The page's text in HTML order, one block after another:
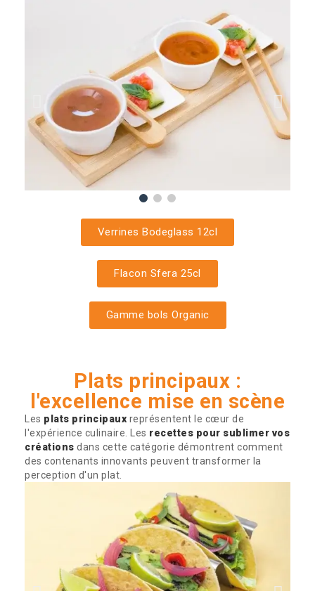
Verrines Bodeglass 12cl
Flacon Sfera 25cl
Gamme bols Organic
Plats principaux :
l'excellence mise en scène
Les plats principaux représentent le cœur de
l'expérience culinaire. Les recettes pour sublimer vos
créations dans cette catégorie démontrent comment
des contenants innovants peuvent transformer la
perception d'un plat.